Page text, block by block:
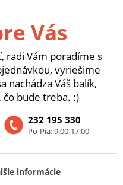
Vás
radi Vám poradíme s
vyriešime
nachádza Váš balík,
bude treba. :)
232 195 330
Po-Pia: 9:00-17:00
informácie